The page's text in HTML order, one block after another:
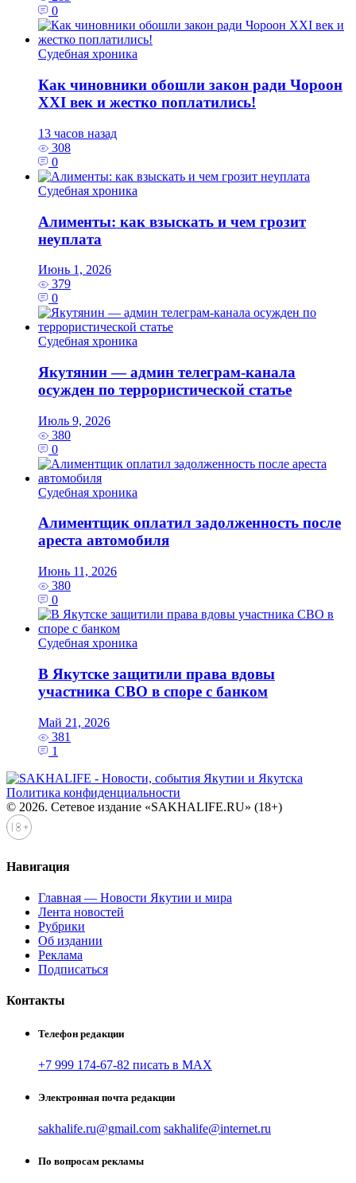
0
Судебная хроника
Как чиновники обошли закон ради Чороон
XXI век и жестко поплатились!
13 часов назад
308
0
Судебная хроника
Алименты: как взыскать и чем грозит
неуплата
Июнь 1, 2026
379
0
Судебная хроника
Якутянин — админ телеграм-канала
осужден по террористической статье
Июль 9, 2026
380
0
Судебная хроника
Алиментщик оплатил задолженность после
ареста автомобиля
Июнь 11, 2026
380
0
Судебная хроника
В Якутске защитили права вдовы
участника СВО в споре с банком
Май 21, 2026
381
1
Политика конфиденциальности
© 2026. Сетевое издание «SAKHALIFE.RU» (18+)
Навигация
Главная — Новости Якутии и мира
Лента новостей
Рубрики
Об издании
Реклама
Подписаться
Контакты
Телефон редакции
+7 999 174-67-82 писать в MAX
Электронная почта редакции
sakhalife.ru@gmail.com sakhalife@internet.ru
По вопросам рекламы